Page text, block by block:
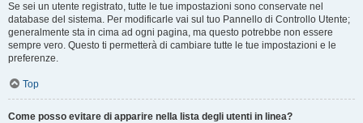
Se sei un utente registrato, tutte le tue impostazioni sono conservate nel
database del sistema. Per modificarle vai sul tuo Pannello di Controllo Utente;
generalmente sta in cima ad ogni pagina, ma questo potrebbe non essere
sempre vero. Questo ti permetterà di cambiare tutte le tue impostazioni e le
preferenze.
Top
Come posso evitare di apparire nella lista degli utenti in linea?